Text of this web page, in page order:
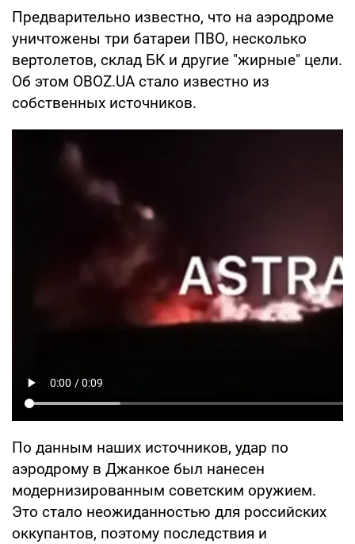
Предварительно известно, что на аэродроме
уничтожены три батареи ПВО, несколько
вертолетов, склад БК и другие "жирные" цели.
Об этом OBOZ.UA стало известно из
собственных источников.
По данным наших источников, удар по
аэродрому в Джанкое был нанесен
модернизированным советским оружием.
Это стало неожиданностью для российских
оккупантов, поэтому последствия и